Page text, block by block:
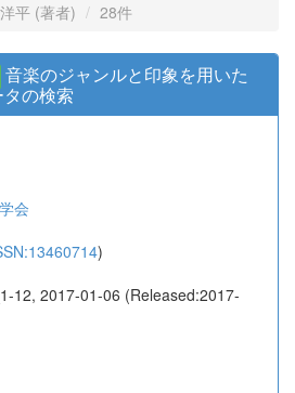
平 (著者) 28件
音楽のジャンルと印象を用いた
の検索
会
)
12, 2017-01-06 (Released:2017-